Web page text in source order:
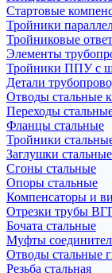
Стартовые
Тройники
Тройниковые
Элементы
Тройники ППУ с
Детали
Отводы стальные
Переходы
Фланцы стальные
Тройники
Заглушки стальные
Сгоны стальные
Опоры стальные
Компенсаторы и
Отрезки трубы
Бочата стальные
Муфты
Отводы стальные
Резьба стальная